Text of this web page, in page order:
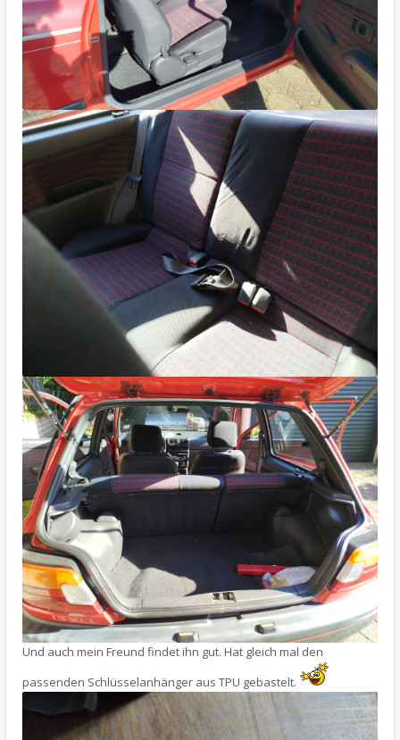
Und auch mein Freund findet ihn gut. Hat gleich mal den
passenden Schlüsselanhänger aus TPU gebastelt.